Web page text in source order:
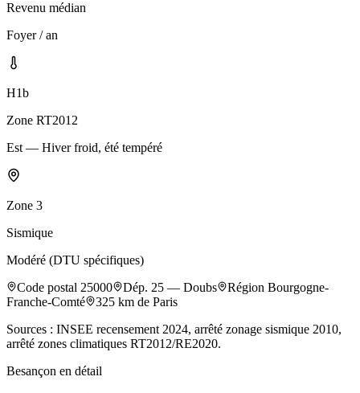
Revenu médian
Foyer / an
H1b
Zone RT2012
Est — Hiver froid, été tempéré
Zone 3
Sismique
Modéré (DTU spécifiques)
Code postal 25000 Dép. 25 — Doubs Région Bourgogne-
Franche-Comté
325 km de Paris
Sources : INSEE recensement 2024, arrêté zonage sismique 2010,
arrêté zones climatiques RT2012/RE2020.
Besançon en détail